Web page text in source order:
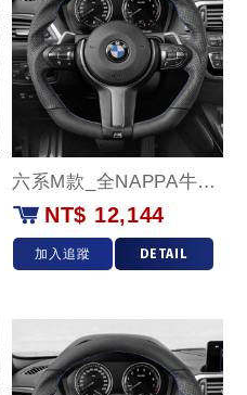
六系M款_全NAPPA牛皮款
NT$ 12,144
加入追蹤 DETAIL